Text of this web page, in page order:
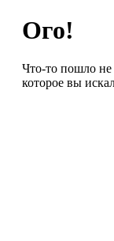
Ого!
Что-то пошло
которое вы